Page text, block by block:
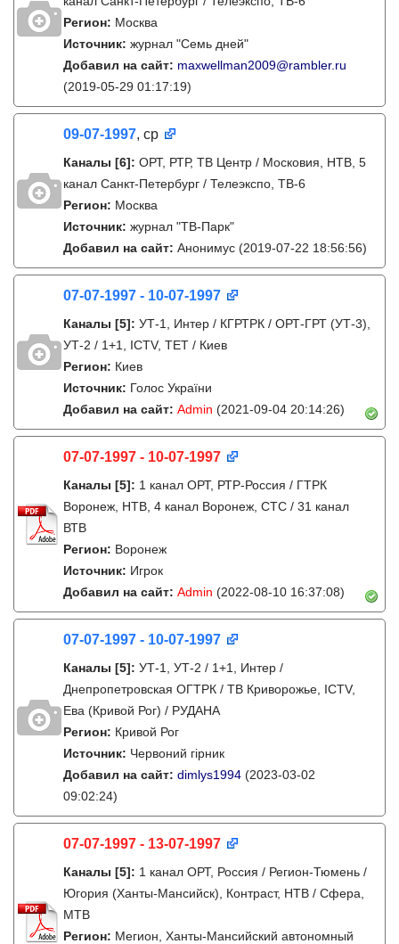
Регион: Москва
Источник: журнал "Семь дней"
Добавил на сайт: maxwellman2009@rambler.ru
(2019-05-29 01:17:19)
09-07-1997, ср
Каналы [6]: ОРТ, РТР, ТВ Центр / Московия, НТВ, 5
канал Санкт-Петербург / Телеэкспо, ТВ-6
Регион: Москва
Источник: журнал "ТВ-Парк"
Добавил на сайт: Анонимус (2019-07-22 18:56:56)
07-07-1997 - 10-07-1997
Каналы [5]: УТ-1, Интер / КГРТРК / ОРТ-ГРТ (УТ-3),
УТ-2 / 1+1, ICTV, ТЕТ / Киев
Регион: Киев
Источник: Голос України
Добавил на сайт: Admin (2021-09-04 20:14:26)
07-07-1997 - 10-07-1997
Каналы [5]: 1 канал ОРТ, РТР-Россия / ГТРК
Воронеж, НТВ, 4 канал Воронеж, СТС / 31 канал
ВТВ
Регион: Воронеж
Источник: Игрок
Добавил на сайт: Admin (2022-08-10 16:37:08)
07-07-1997 - 10-07-1997
Каналы [5]: УТ-1, УТ-2 / 1+1, Интер /
Днепропетровская ОГТРК / ТВ Криворожье, ICTV,
Ева (Кривой Рог) / РУДАНА
Регион: Кривой Рог
Источник: Червоний гірник
Добавил на сайт: dimlys1994 (2023-03-02
09:02:24)
07-07-1997 - 13-07-1997
Каналы [5]: 1 канал ОРТ, Россия / Регион-Тюмень /
Югория (Ханты-Мансийск), Контраст, НТВ / Сфера,
МТВ
Регион: Мегион, Ханты-Мансийский автономный